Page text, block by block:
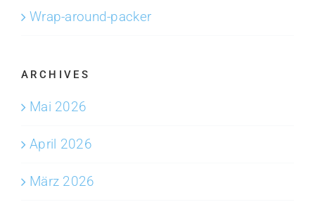
Wrap-around-packer
ARCHIVES
Mai 2026
April 2026
März 2026